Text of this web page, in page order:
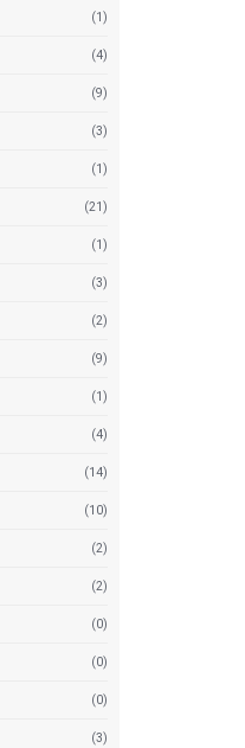
(1)
(4)
(9)
(3)
(1)
(21)
(1)
(3)
(2)
(9)
(1)
(4)
(14)
(10)
(2)
(2)
(0)
(0)
(0)
(3)